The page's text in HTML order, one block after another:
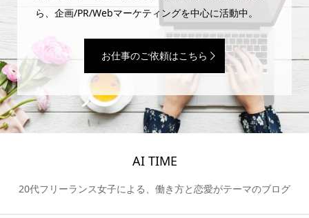
ら、企画/PR/Webマーケティングを中心に活動中。
お仕事のご依頼はこちら
AI TIME
20代フリーランス女子による、働き方と恋愛がテーマのブログ